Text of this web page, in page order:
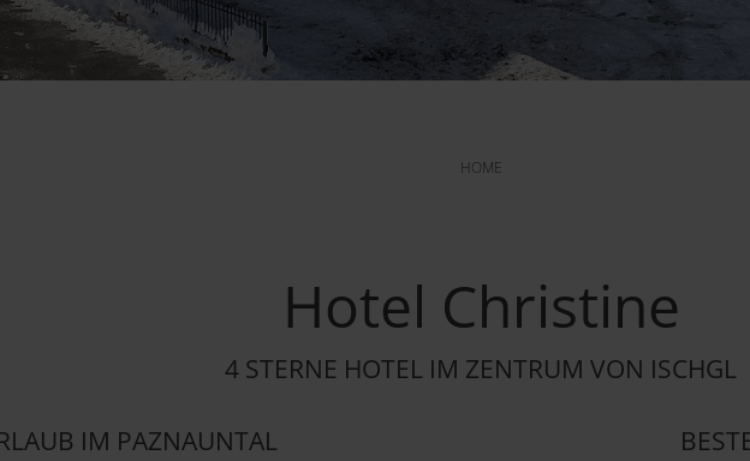
HOME
Hotel Christine
4 STERNE HOTEL IM ZENTRUM VON ISCHGL
IM PAZNAUNTAL